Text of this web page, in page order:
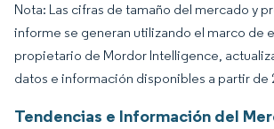
Nota: Las cifras de tamaño del mercado y
informe se generan utilizando el marco de
propietario de Mordor Intelligence,
datos e información disponibles a partir de
Tendencias e Información del